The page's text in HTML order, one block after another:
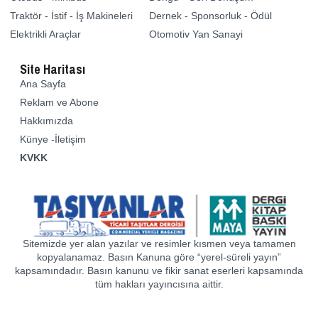
Traktör - İstif - İş Makineleri
Elektrikli Araçlar
Dernek - Sponsorluk - Ödül
Otomotiv Yan Sanayi
Site Haritası
Ana Sayfa
Reklam ve Abone
Hakkımızda
Künye -İletişim
KVKK
Sitemizde yer alan yazılar ve resimler kısmen veya tamamen
kopyalanamaz. Basın Kanuna göre “yerel-süreli yayın”
kapsamındadır. Basın kanunu ve fikir sanat eserleri kapsamında
tüm hakları yayıncısına aittir.